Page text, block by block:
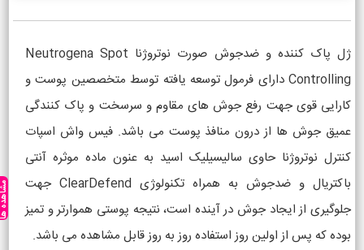
ژل پاک کننده و ضدجوش صورت نوتروژنا Neutrogena Spot
Controlling دارای فرمول توسعه یافته توسط متخصصین پوست و
کارایی قوی جهت رفع جوش های مقاوم و سرسخت و پاک کنندگی
عمیق جوش ها از درون منافذ پوست می باشد. فیس واش اسپات
کنترل نوتروژنا حاوی سالیسیلیک اسید به عنون ماده موثره آنتی
باکتریال و ضدجوش به همراه تکنولوژی ClearDefend جهت
جلوگیری از ایجاد جوش در آینده است، نتیجه پوستی هموارتر و تمیز
بوده که پس از اولین روز استفاده روز به روز قابل مشاهده می باشد.